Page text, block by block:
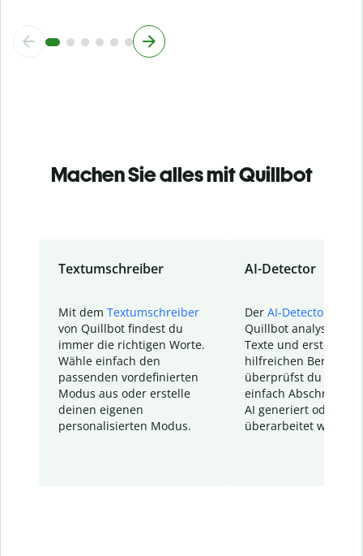
Machen Sie alles mit Quillbot
Textumschreiber
Mit dem Textumschreiber
von Quillbot findest du
immer die richtigen Worte.
Wähle einfach den
passenden vordefinierten
Modus aus oder erstelle
deinen eigenen
personalisierten Modus.
AI-Detector
Der AI-Detector
Quillbot analysiert
Texte und erstellt
hilfreichen Bericht.
überprüfst du
einfach Abschnitte,
AI generiert oder
überarbeitet wurden.